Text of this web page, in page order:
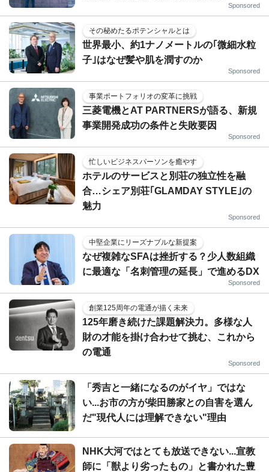
Sponsored
その秘めたるポテンシャルとは
世界最小、約1ナノメートルの｢微細水粒
子｣はなぜ髪や肌を潤すのか
Sponsored
事業ポートフォリオの変革に挑戦
三菱電機とAT PARTNERSが語る、新規
事業開発成功の条件と失敗要因
Sponsored
忙しいビジネスパーソンを癒やす
ホテルのサービスと別荘の独立性を融
合…シェア別荘｢GLAMDAY STYLE｣の
魅力
Sponsored
中堅企業にリーズナブルな新提案
なぜ複雑なSFAは挫折する？少人数組織
に最適な「名刺管理の延長」で進めるDX
Sponsored
創業125周年の電通が描く未来
125年磨き続けた課題解決力。多様な人
財の才能を掛け合わせて挑む、これから
の電通
Sponsored
「秀吉と一緒になるのがイヤ」ではな
い...お市の方が柴田勝家との自害を選ん
だ"現代人には理解できない"理由
NHK大河ではとても放送できない...宣教
師に「獣より劣ったもの」と書かれた豊